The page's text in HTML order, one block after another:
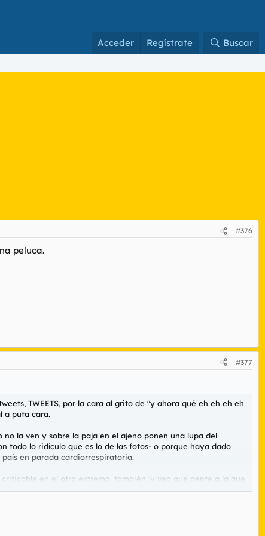
Acceder Regístrate Buscar
#376
peluca.
#377
TWEETS, por la cara al grito de "y ahora qué eh eh eh eh
a puta cara.
la ven y sobre la paja en el ajeno ponen una lupa del
todo lo ridículo que es lo de las fotos- o porque haya dado
país en parada cardiorrespiratoria.
en el otro extremo, también, y veo que gente a la que
tienen la desvergüenza de llamar a los otros lo que son